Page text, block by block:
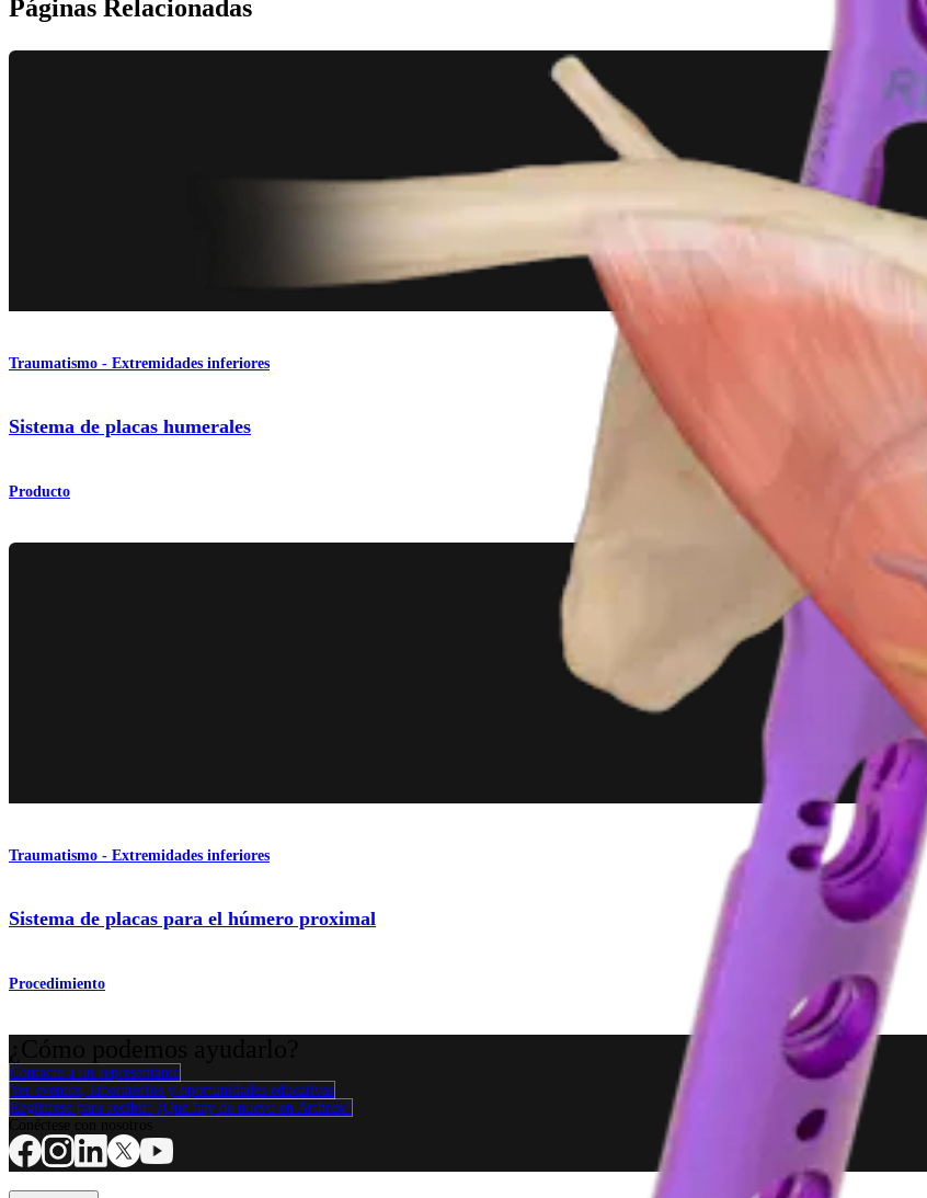
Páginas Relacionadas
Traumatismo - Extremidades inferiores
Sistema de placas humerales
Producto
Traumatismo - Extremidades inferiores
Sistema de placas para el húmero proximal
Procedimiento
Contacte a un representante
Ver eventos, laboratorios y oportunidades educativas
Regístrese para recibir: ¿Qué hay de nuevo en Arthrex?